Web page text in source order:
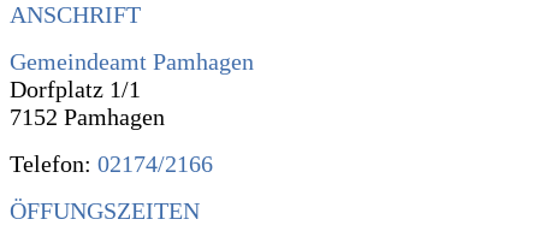
ANSCHRIFT
Gemeindeamt Pamhagen
Dorfplatz 1/1
7152 Pamhagen
Telefon: 02174/2166
ÖFFUNGSZEITEN